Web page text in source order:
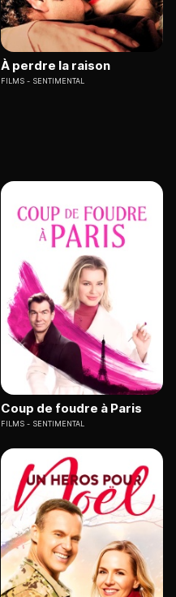
À perdre la raison
FILMS SENTIMENTAL
Coup de foudre à Paris
FILMS SENTIMENTAL